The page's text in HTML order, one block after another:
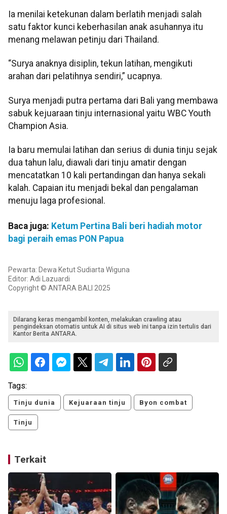
Ia menilai ketekunan dalam berlatih menjadi salah
satu faktor kunci keberhasilan anak asuhannya itu
menang melawan petinju dari Thailand.
“Surya anaknya disiplin, tekun latihan, mengikuti
arahan dari pelatihnya sendiri,” ucapnya.
Surya menjadi putra pertama dari Bali yang membawa
sabuk kejuaraan tinju internasional yaitu WBC Youth
Champion Asia.
Ia baru memulai latihan dan serius di dunia tinju sejak
dua tahun lalu, diawali dari tinju amatir dengan
mencatatkan 10 kali pertandingan dan hanya sekali
kalah. Capaian itu menjadi bekal dan pengalaman
menuju laga profesional.
Baca juga: Ketum Pertina Bali beri hadiah motor
bagi peraih emas PON Papua
Pewarta: Dewa Ketut Sudiarta Wiguna
Editor: Adi Lazuardi
Copyright © ANTARA BALI 2025
Dilarang keras mengambil konten, melakukan crawling atau
pengindeksan otomatis untuk AI di situs web ini tanpa izin tertulis dari
Kantor Berita ANTARA.
Tags:
Tinju dunia Kejuaraan tinju Byon combat
Tinju
Terkait